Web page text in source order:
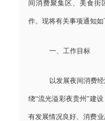
间消费聚集区、美食街
作。现将有关事项通知如
一、工作目标
以发展夜间消费
绕“流光溢彩夜贵州”建
有发展情况良好、消费业